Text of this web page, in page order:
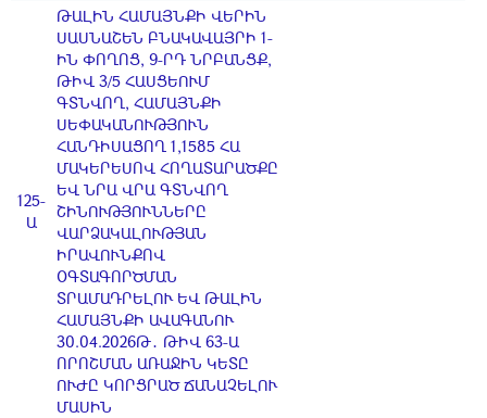
125-
Ա
ԹԱԼԻՆ ՀԱՄԱՅՆՔԻ ՎԵՐԻՆ
ՍԱՍՆԱՇԵՆ ԲՆԱԿԱՎԱՅՐԻ 1-
ԻՆ ՓՈՂՈՑ, 9-ՐԴ ՆՐԲԱՆՑՔ,
ԹԻՎ 3/5 ՀԱՍՑԵՈՒՄ
ԳՏՆՎՈՂ, ՀԱՄԱՅՆՔԻ
ՍԵՓԱԿԱՆՈՒԹՅՈՒՆ
ՀԱՆԴԻՍԱՑՈՂ 1,1585 ՀԱ
ՄԱԿԵՐԵՍՈՎ ՀՈՂԱՏԱՐԱԾՔԸ
ԵՎ ՆՐԱ ՎՐԱ ԳՏՆՎՈՂ
ՇԻՆՈՒԹՅՈՒՆՆԵՐԸ
ՎԱՐՁԱԿԱԼՈՒԹՅԱՆ
ԻՐԱՎՈՒՆՔՈՎ
ՕԳՏԱԳՈՐԾՄԱՆ
ՏՐԱՄԱԴՐԵԼՈՒ ԵՎ ԹԱԼԻՆ
ՀԱՄԱՅՆՔԻ ԱՎԱԳԱՆՈՒ
30.04.2026Թ․ ԹԻՎ 63-Ա
ՈՐՈՇՄԱՆ ԱՌԱՋԻՆ ԿԵՏԸ
ՈՒԺԸ ԿՈՐՑՐԱԾ ՃԱՆԱՉԵԼՈՒ
ՄԱՍԻՆ